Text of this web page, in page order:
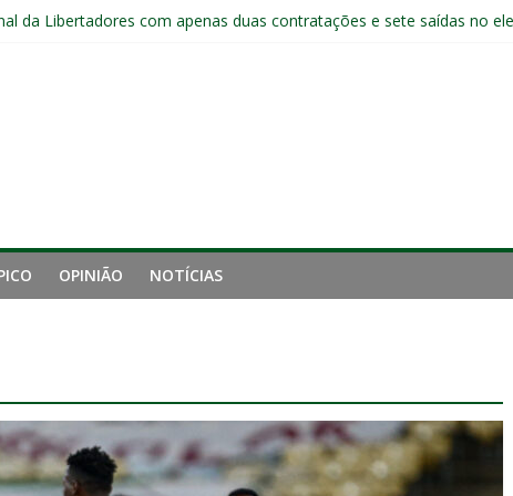
da Libertadores com apenas duas contratações e sete saídas no
20 do Fluminense em duelo contra o Nova Iguaçu pelo Carioca
cruzado do joelho direito confirmada pelo Fluminense e
OPINIÃO NOTÍCIAS